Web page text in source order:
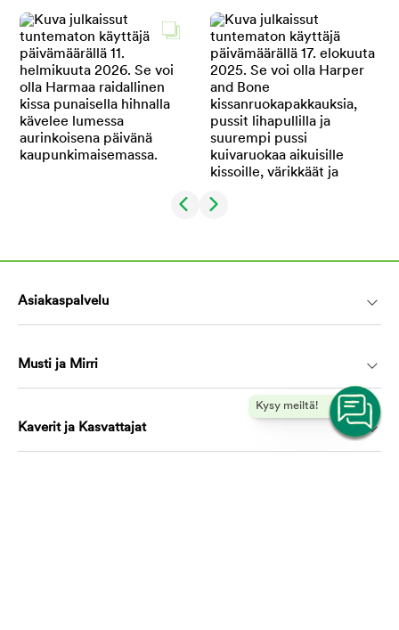
Kysy meiltä!
Asiakaspalvelu
Musti ja Mirri
Kaverit ja Kasvattajat